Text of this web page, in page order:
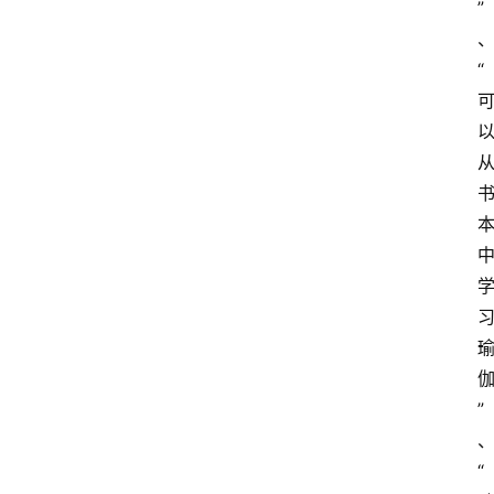
”
、
“
可
以
从
书
本
中
学
习
瑜
伽
”
、
“